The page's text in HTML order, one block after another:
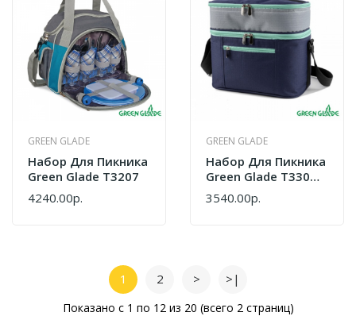
GREEN GLADE
Набор Для Пикника
Green Glade T3207
4240.00р.
GREEN GLADE
Набор Для Пикника
Green Glade T3306 7
Л / 22 Предмета
3540.00р.
1 2 > >|
Показано с 1 по 12 из 20 (всего 2 страниц)